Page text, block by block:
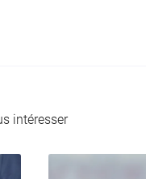
intéresser